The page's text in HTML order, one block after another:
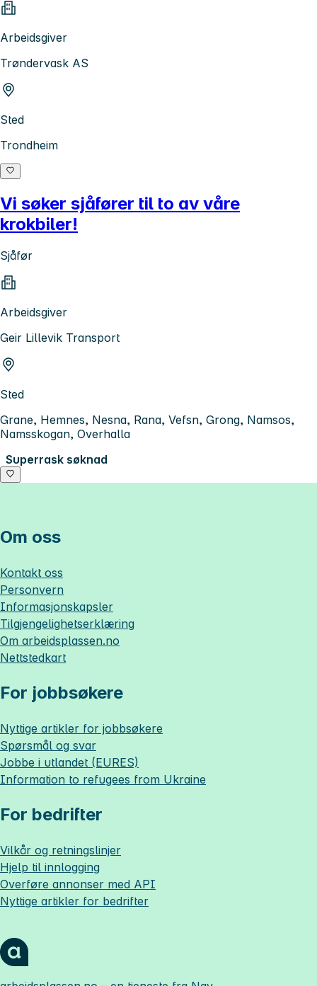
Arbeidsgiver
Trøndervask AS
Sted
Trondheim
Vi søker sjåfører til to av våre
krokbiler!
Sjåfør
Arbeidsgiver
Geir Lillevik Transport
Sted
Grane, Hemnes, Nesna, Rana, Vefsn, Grong, Namsos,
Namsskogan, Overhalla
Superrask søknad
Om oss
Kontakt oss
Personvern
Informasjonskapsler
Tilgjengelighetserklæring
Om arbeidsplassen.no
Nettstedkart
For jobbsøkere
Nyttige artikler for jobbsøkere
Spørsmål og svar
Jobbe i utlandet (EURES)
Information to refugees from Ukraine
For bedrifter
Vilkår og retningslinjer
Hjelp til innlogging
Overføre annonser med API
Nyttige artikler for bedrifter